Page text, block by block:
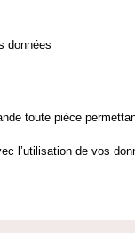
données
toute pièce
l’utilisation de vos